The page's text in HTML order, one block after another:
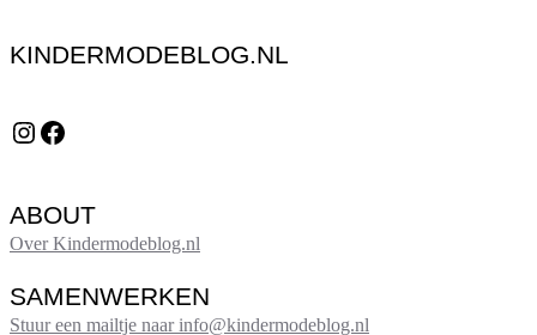
KINDERMODEBLOG.NL
Instagram Facebook
ABOUT
Over Kindermodeblog.nl
SAMENWERKEN
Stuur een mailtje naar info@kindermodeblog.nl